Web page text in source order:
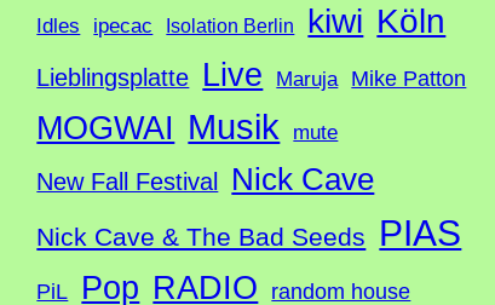
Idles ipecac Isolation Berlin kiwi Köln
Lieblingsplatte Live Maruja Mike Patton
MOGWAI Musik mute
New Fall Festival Nick Cave
Nick Cave & The Bad Seeds PIAS
PiL Pop RADIO random house